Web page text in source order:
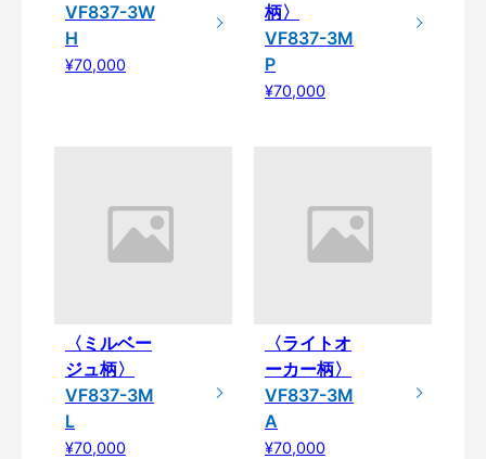
VF837-3W
H
¥70,000
柄〉
VF837-3M
P
¥70,000
〈ミルベー
ジュ柄〉
VF837-3M
L
¥70,000
〈ライトオ
ーカー柄〉
VF837-3M
A
¥70,000